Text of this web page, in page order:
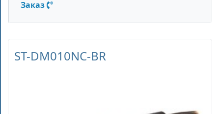
Заказ
ST-DM010NC-BR